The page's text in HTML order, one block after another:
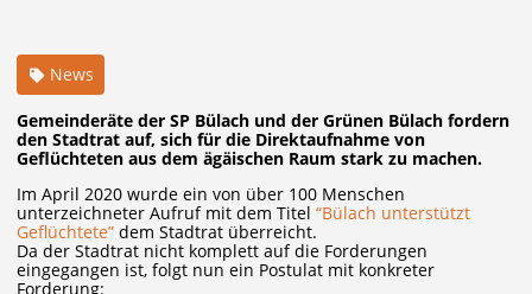
News
Gemeinderäte der SP Bülach und der Grünen Bülach fordern
den Stadtrat auf, sich für die Direktaufnahme von
Geflüchteten aus dem ägäischen Raum stark zu machen.
Im April 2020 wurde ein von über 100 Menschen
unterzeichneter Aufruf mit dem Titel “Bülach unterstützt
Geflüchtete” dem Stadtrat überreicht.
Da der Stadtrat nicht komplett auf die Forderungen
eingegangen ist, folgt nun ein Postulat mit konkreter
Forderung: